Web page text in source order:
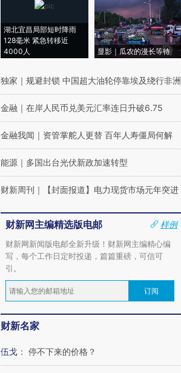
湖北宜昌局部短时降雨
128毫米 紧急转移近
4000人
显影｜瓜农的漫长等待
独家 ｜ 规避封锁 中国超大油轮停靠埃及绕行非洲
金融 ｜ 在岸人民币兑美元汇率连日升破6.75
金融我闻 ｜ 资管掌舵人更替 百年人寿僵局何解
能源 ｜ 多国出台光伏新政加速转型
财新周刊 ｜ 【封面报道】电力现货市场元年突进
财新网主编精选版电邮
样例
财新网新闻版电邮全新升级！财新网主编精心编
写，每个工作日定时投递，篇篇重磅，可信可
引。
订阅
财新名家
伍戈 ： 停不下来的价格？